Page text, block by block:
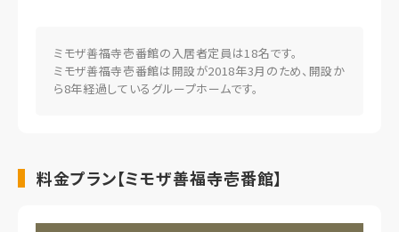
各フロアに共用トイレを3箇所ずつ、共用浴室を1箇所ずつ配置
しています。
居室は全室個室になっており、プライベートな空間で自由におく
ており、お車での来訪も可能です。"
ミモザ善福寺壱番館の入居者定員は18名です。
ミモザ善福寺壱番館は開設が2018年3月のため、開設か
ら8年経過しているグループホームです。
料金プラン【ミモザ善福寺壱番館】